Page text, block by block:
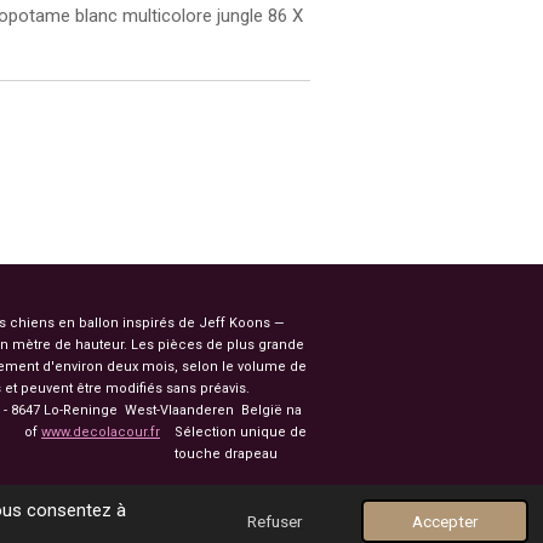
consentez à
Refuser Accepter
blanc multicolore jungle 86 X
chiens en ballon inspirés de Jeff Koons —
mètre de hauteur. Les pièces de plus grande
d'environ deux mois, selon le volume de
peuvent être modifiés sans préavis.
- 8647 Lo-Reninge West-Vlaanderen België na
www.decolacour.fr Sélection unique de
touche drapeau